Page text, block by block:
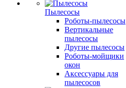
Пылесосы
Роботы-пылесосы
Вертикальные
пылесосы
Другие пылесосы
Роботы-мойщики
окон
Аксессуары для
пылесосов